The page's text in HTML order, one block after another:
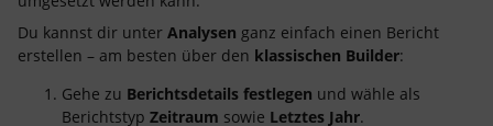
Du kannst dir unter Analysen ganz einfach einen Bericht
erstellen – am besten über den klassischen Builder:
Gehe zu Berichtsdetails festlegen und wähle als
Berichtstyp Zeitraum sowie Letztes Jahr.